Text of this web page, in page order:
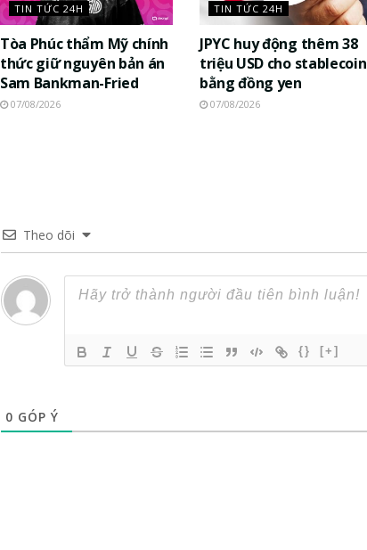
TIN TỨC 24H
Tòa Phúc thẩm Mỹ chính
thức giữ nguyên bản án
Sam Bankman-Fried
07/08/2026
TIN TỨC 24H
JPYC huy động thêm 38
triệu USD cho stablecoin
bằng đồng yen
07/08/2026
Theo dõi
{} [+]
0 GÓP Ý